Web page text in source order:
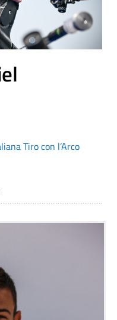
Tiro con l’Arco